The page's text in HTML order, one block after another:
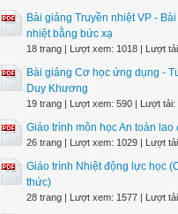
Bài giảng Truyền nhiệt VP -
nhiệt bằng bức xạ
18 trang | Lượt xem: 1018 | Lượt
Bài giảng Cơ học ứng dụng -
Duy Khương
19 trang | Lượt xem: 590 | Lượt tải:
Giáo trình môn học An toàn lao
26 trang | Lượt xem: 1029 | Lượt
Giáo trình Nhiệt động lực học
thức)
28 trang | Lượt xem: 1577 | Lượt